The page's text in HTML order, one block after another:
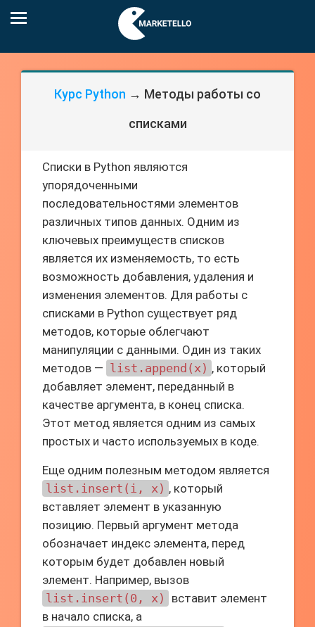
Курс Python → Методы работы со
списками
Списки в Python являются
упорядоченными
последовательностями элементов
различных типов данных. Одним из
ключевых преимуществ списков
является их изменяемость, то есть
возможность добавления, удаления и
изменения элементов. Для работы с
списками в Python существует ряд
методов, которые облегчают
манипуляции с данными. Один из таких
методов — list.append(x) , который
добавляет элемент, переданный в
качестве аргумента, в конец списка.
Этот метод является одним из самых
простых и часто используемых в коде.
Еще одним полезным методом является
list.insert(i, x) , который
вставляет элемент в указанную
позицию. Первый аргумент метода
обозначает индекс элемента, перед
которым будет добавлен новый
элемент. Например, вызов
list.insert(0, x)
вставит элемент
в начало списка, а